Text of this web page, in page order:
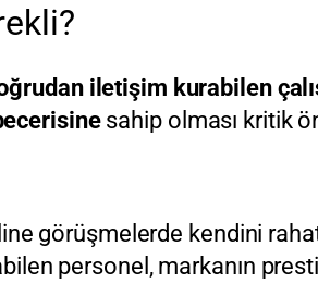
iletişim kurabilen
sahip olması kritik
görüşmelerde kendini
personel, markanın